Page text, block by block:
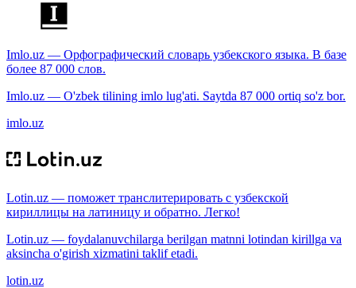
Imlo.uz — Орфографический словарь узбекского языка. В базе
более 87 000 слов.
Imlo.uz — O'zbek tilining imlo lug'ati. Saytda 87 000 ortiq so'z bor.
imlo.uz
Lotin.uz — поможет транслитерировать с узбекской
кириллицы на латиницу и обратно. Легко!
Lotin.uz — foydalanuvchilarga berilgan matnni lotindan kirillga va
aksincha o'girish xizmatini taklif etadi.
lotin.uz